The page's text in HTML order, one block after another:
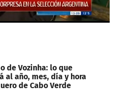
de Vozinha: lo que
al año, mes, día y hora
de Cabo Verde